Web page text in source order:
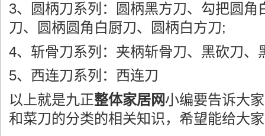
3、圆柄刀系列：圆柄黑方刀、勾把圆角
刀、圆柄圆角白厨刀、圆柄白方刀;
4、斩骨刀系列：夹柄斩骨刀、黑砍刀、
5、西连刀系列：西连刀
以上就是九正整体家居网小编要告诉大
和菜刀的分类的相关知识，希望能给大